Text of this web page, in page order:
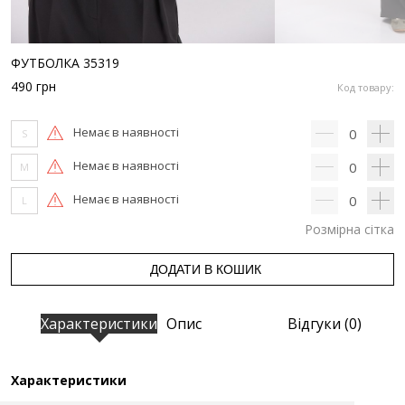
ФУТБОЛКА 35319
Код товару:
490 грн
S Немає в наявності 0
M Немає в наявності 0
L Немає в наявності 0
Розмірна сітка
ДОДАТИ В КОШИК
Характеристики Опис Відгуки (0)
Характеристики